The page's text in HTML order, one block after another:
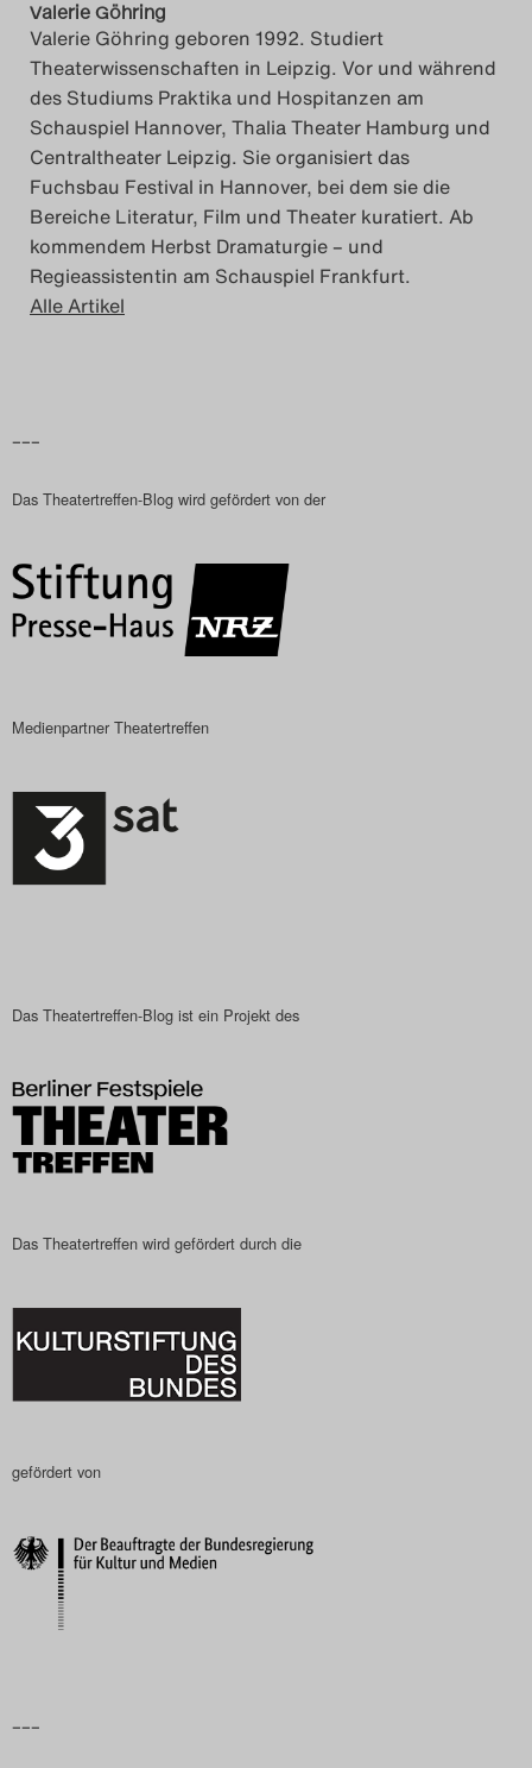
Valerie Göhring
Valerie Göhring geboren 1992. Studiert
Theaterwissenschaften in Leipzig. Vor und während
des Studiums Praktika und Hospitanzen am
Schauspiel Hannover, Thalia Theater Hamburg und
Centraltheater Leipzig. Sie organisiert das
Fuchsbau Festival in Hannover, bei dem sie die
Bereiche Literatur, Film und Theater kuratiert. Ab
kommendem Herbst Dramaturgie – und
Regieassistentin am Schauspiel Frankfurt.
Alle Artikel
–––
Das Theatertreffen-Blog wird gefördert von der
Medienpartner Theatertreffen
Das Theatertreffen-Blog ist ein Projekt des
Das Theatertreffen wird gefördert durch die
gefördert von
–––